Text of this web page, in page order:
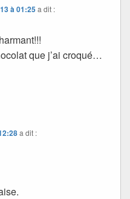
à 01:25 a dit :
que j’ai croqué…
a dit :